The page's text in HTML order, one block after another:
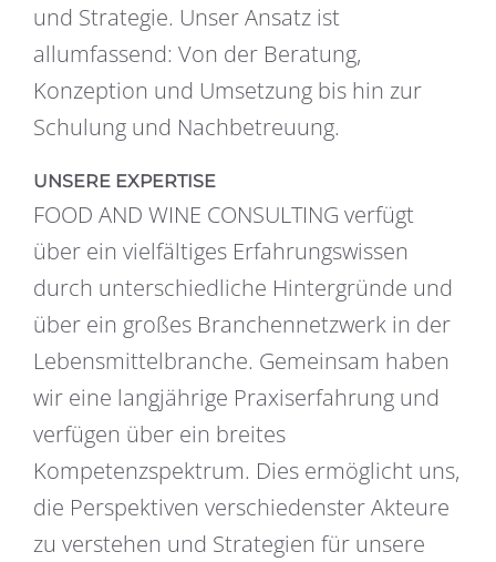
und Strategie. Unser Ansatz ist
allumfassend: Von der Beratung,
Konzeption und Umsetzung bis hin zur
Schulung und Nachbetreuung.
UNSERE EXPERTISE
FOOD AND WINE CONSULTING verfügt
über ein vielfältiges Erfahrungswissen
durch unterschiedliche Hintergründe und
über ein großes Branchennetzwerk in der
Lebensmittelbranche. Gemeinsam haben
wir eine langjährige Praxiserfahrung und
verfügen über ein breites
Kompetenzspektrum. Dies ermöglicht uns,
die Perspektiven verschiedenster Akteure
zu verstehen und Strategien für unsere